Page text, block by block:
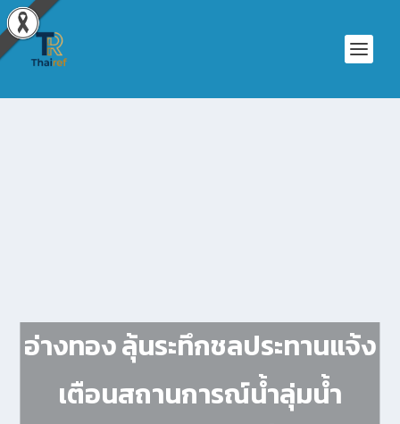
อ่างทอง ลุ้นระทึกชลประทานแจ้ง
เตือนสถานการณ์น้ำลุ่มน้ำ